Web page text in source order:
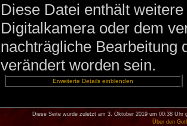
Diese Datei enthält
Digitalkamera oder dem
nachträgliche Bearbeitung
verändert worden sein.
Erweiterte Details einblenden
Diese Seite wurde zuletzt am 3. Oktober 2019 um 00:38 Uhr
Über den